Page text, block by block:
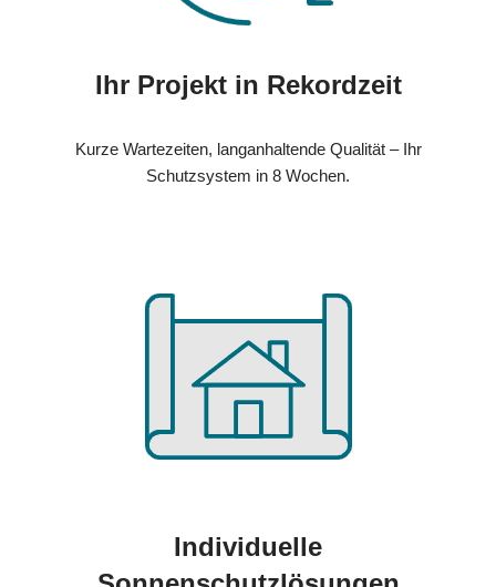
Ihr Projekt in Rekordzeit
Kurze Wartezeiten, langanhaltende Qualität – Ihr
Schutzsystem in 8 Wochen.
Individuelle